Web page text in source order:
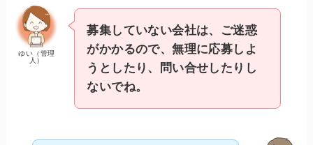
ゆい（管理
人）
募集していない会社は、ご迷惑
がかかるので、無理に応募しよ
うとしたり、問い合せしたりし
ないでね。